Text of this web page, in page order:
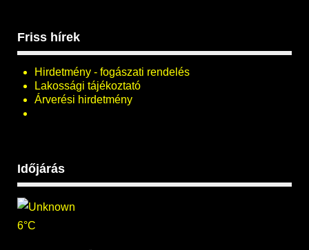
Friss hírek
Hirdetmény - fogászati rendelés
Lakossági tájékoztató
Árverési hirdetmény
Időjárás
6°C